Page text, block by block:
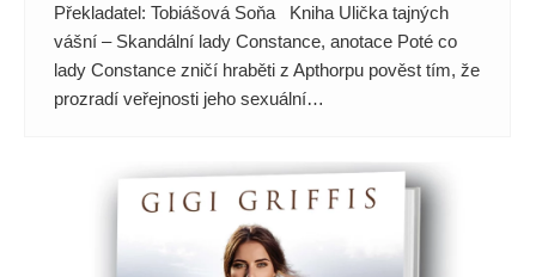
Překladatel: Tobiášová Soňa Kniha Ulička tajných
vášní – Skandální lady Constance, anotace Poté co
lady Constance zničí hraběti z Apthorpu pověst tím, že
prozradí veřejnosti jeho sexuální…